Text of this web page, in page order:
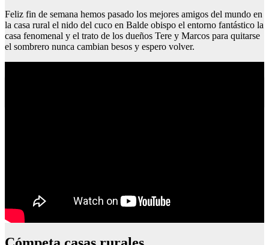
Feliz fin de semana hemos pasado los mejores amigos del mundo en
la casa rural el nido del cuco en Balde obispo el entorno fantástico la
casa fenomenal y el trato de los dueños Tere y Marcos para quitarse
el sombrero nunca cambian besos y espero volver.